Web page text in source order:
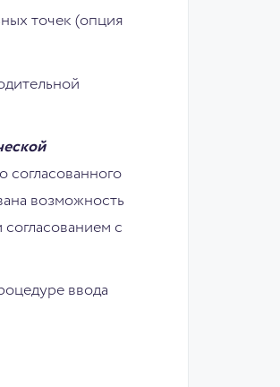
точек (опция
согласованного
возможность
с
ввода